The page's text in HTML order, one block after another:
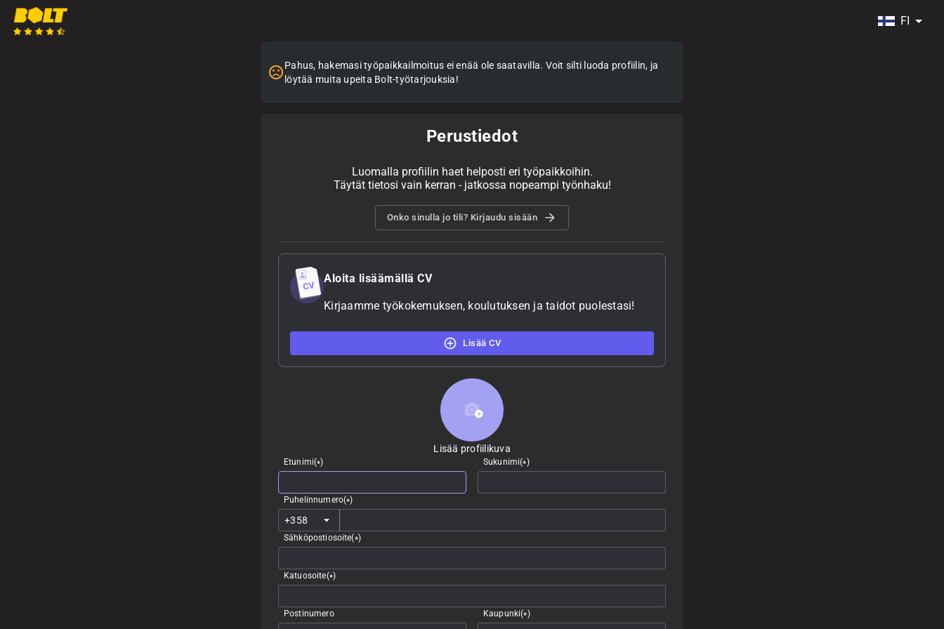
FI
Pahus, hakemasi työpaikkailmoitus ei enää ole saatavilla. Voit silti luoda profiilin, ja
löytää muita upeita Bolt-työtarjouksia!
Perustiedot
Luomalla profiilin haet helposti eri työpaikkoihin.
Täytät tietosi vain kerran - jatkossa nopeampi työnhaku!
Onko sinulla jo tili? Kirjaudu sisään
Aloita lisäämällä CV
Kirjaamme työkokemuksen, koulutuksen ja taidot puolestasi!
Lisää CV
Lisää profiilikuva
Lisää profiilikuva
Etunimi(*) Sukunimi(*)
Puhelinnumero(*)
Sähköpostiosoite(*)
Katuosoite(*)
Postinumero Kaupunki(*)